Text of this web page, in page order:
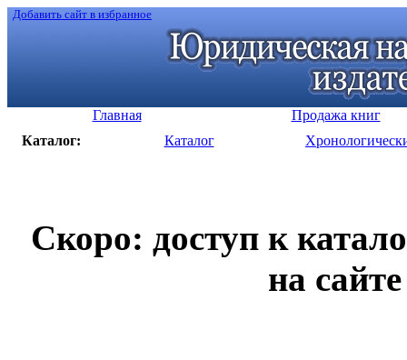
Добавить сайт в избранное
Главная
Продажа книг
Каталог:
Каталог
Скоро: доступ к
на